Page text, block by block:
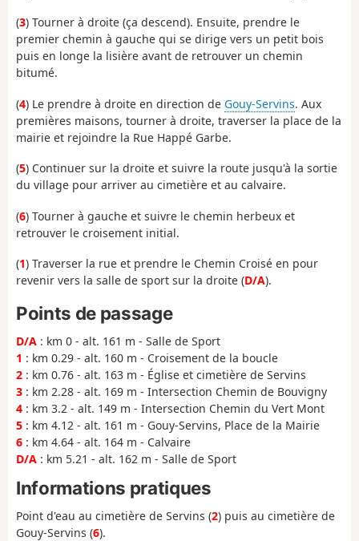
(3) Tourner à droite (ça descend). Ensuite, prendre le
premier chemin à gauche qui se dirige vers un petit bois
puis en longe la lisière avant de retrouver un chemin
bitumé.
(4) Le prendre à droite en direction de Gouy-Servins. Aux
premières maisons, tourner à droite, traverser la place de la
mairie et rejoindre la Rue Happé Garbe.
(5) Continuer sur la droite et suivre la route jusqu'à la sortie
du village pour arriver au cimetière et au calvaire.
(6) Tourner à gauche et suivre le chemin herbeux et
retrouver le croisement initial.
(1) Traverser la rue et prendre le Chemin Croisé en pour
revenir vers la salle de sport sur la droite (D/A).
Points de passage
D/A : km 0 - alt. 161 m - Salle de Sport
1 : km 0.29 - alt. 160 m - Croisement de la boucle
2 : km 0.76 - alt. 163 m - Église et cimetière de Servins
3 : km 2.28 - alt. 169 m - Intersection Chemin de Bouvigny
4 : km 3.2 - alt. 149 m - Intersection Chemin du Vert Mont
5 : km 4.12 - alt. 161 m - Gouy-Servins, Place de la Mairie
6 : km 4.64 - alt. 164 m - Calvaire
D/A : km 5.21 - alt. 162 m - Salle de Sport
Informations pratiques
Point d'eau au cimetière de Servins (2) puis au cimetière de
Gouy-Servins (6).